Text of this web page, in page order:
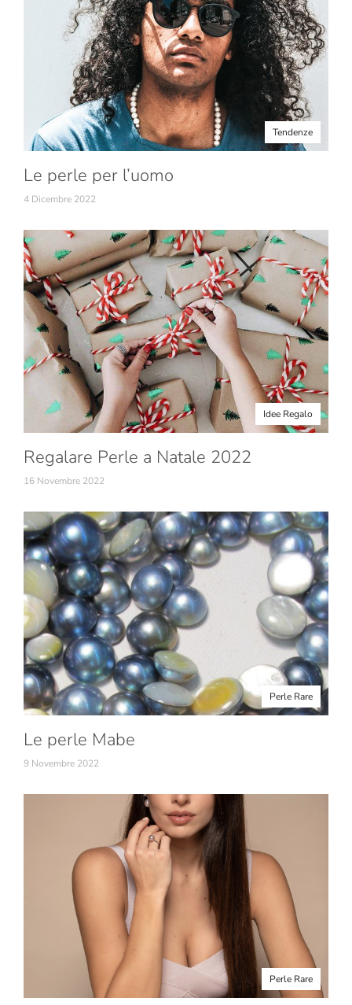
Tendenze
Le perle per l’uomo
4 Dicembre 2022
Idee Regalo
Regalare Perle a Natale 2022
16 Novembre 2022
Perle Rare
Le perle Mabe
9 Novembre 2022
Perle Rare